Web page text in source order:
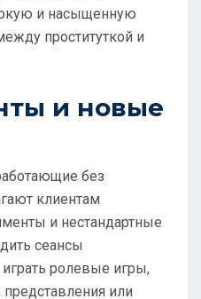
и насыщенную
проституткой и
и новые
без
клиентам
и нестандартные
сеансы
играть ролевые игры,
представления или